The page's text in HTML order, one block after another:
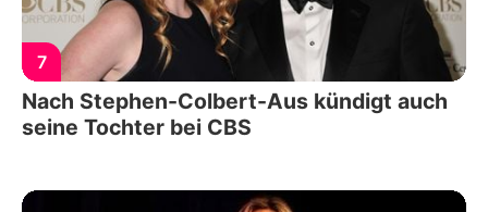
7
Nach Stephen-Colbert-Aus kündigt auch
seine Tochter bei CBS